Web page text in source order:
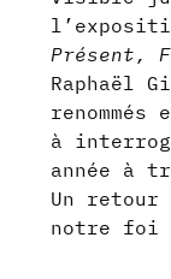
Présent,
Raphaël
à
année à
Un retour
notre foi